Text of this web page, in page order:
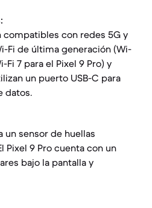
con redes 5G y
Fi de última generación (Wi-
Fi 7 para el Pixel 9 Pro) y
un puerto USB-C para
datos.
un sensor de huellas
Pixel 9 Pro cuenta con un
bajo la pantalla y